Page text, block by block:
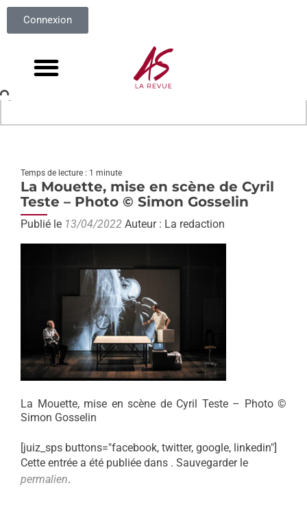
Connexion
Temps de lecture : 1 minute
La Mouette, mise en scène de Cyril
Teste – Photo © Simon Gosselin
Publié le 13/04/2022 Auteur : La redaction
La Mouette, mise en scène de Cyril Teste – Photo ©
Simon Gosselin
[juiz_sps buttons="facebook, twitter, google, linkedin"]
Cette entrée a été publiée dans . Sauvegarder le
permalien.